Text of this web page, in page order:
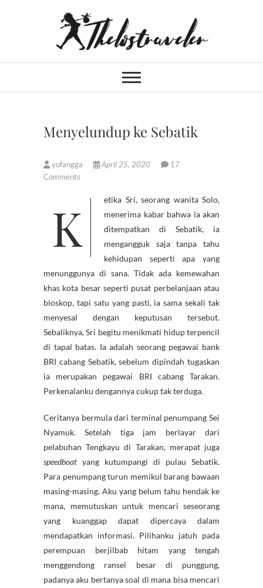
An Independent
Traveler
Menyelundup ke Sebatik
yofangga April 25, 2020
17
Comments
Ketika Sri, seorang wanita Solo,
menerima kabar bahwa ia akan
ditempatkan di Sebatik, ia
mengangguk saja tanpa tahu
kehidupan seperti apa yang
menunggunya di sana. Tidak ada kemewahan
khas kota besar seperti pusat perbelanjaan atau
bioskop, tapi satu yang pasti, ia sama sekali tak
menyesal dengan keputusan tersebut.
Sebaliknya, Sri begitu menikmati hidup terpencil
di tapal batas. Ia adalah seorang pegawai bank
BRI cabang Sebatik, sebelum dipindah tugaskan
ia merupakan pegawai BRI cabang Tarakan.
Perkenalanku dengannya cukup tak terduga.
Ceritanya bermula dari terminal penumpang Sei
Nyamuk. Setelah tiga jam berlayar dari
pelabuhan Tengkayu di Tarakan, merapat juga
speedboat yang kutumpangi di pulau Sebatik.
Para penumpang turun memikul barang bawaan
masing-masing. Aku yang belum tahu hendak ke
mana, memutuskan untuk mencari seseorang
yang kuanggap dapat dipercaya dalam
mendapatkan informasi. Pilihanku jatuh pada
perempuan berjilbab hitam yang tengah
menggendong ransel besar di punggung,
padanya aku bertanya soal di mana bisa mencari